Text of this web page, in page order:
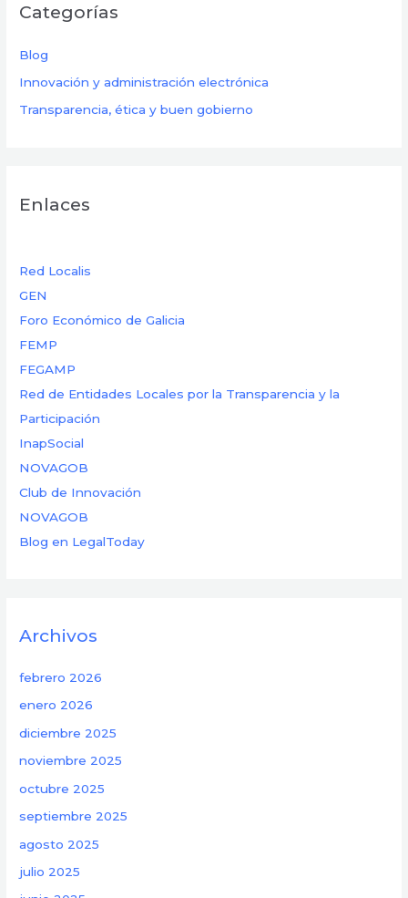
Categorías
Blog
Innovación y administración electrónica
Transparencia, ética y buen gobierno
Enlaces
Red Localis
GEN
Foro Económico de Galicia
FEMP
FEGAMP
Red de Entidades Locales por la Transparencia y la
Participación
InapSocial
NOVAGOB
Club de Innovación
NOVAGOB
Blog en LegalToday
Archivos
febrero 2026
enero 2026
diciembre 2025
noviembre 2025
octubre 2025
septiembre 2025
agosto 2025
julio 2025